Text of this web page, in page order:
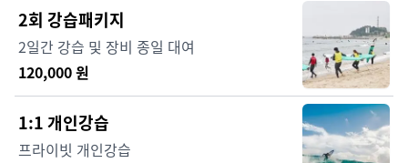
2회 강습패키지
2일간 강습 및 장비 종일 대여
120,000원
1:1 개인강습
프라이빗 개인강습